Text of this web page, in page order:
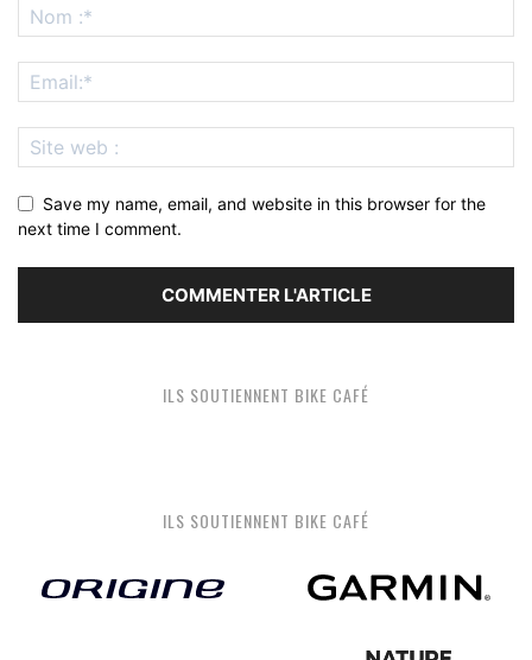
Save my name, email, and website in this browser for the
next time I comment.